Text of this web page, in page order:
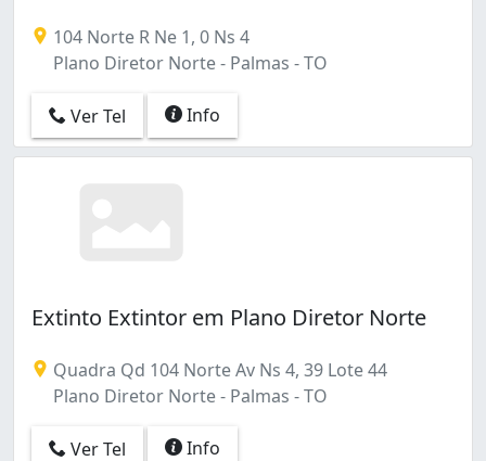
104 Norte R Ne 1, 0 Ns 4
Plano Diretor Norte - Palmas - TO
Ver Tel Info
Extinto Extintor em Plano Diretor Norte
Quadra Qd 104 Norte Av Ns 4, 39 Lote 44
Plano Diretor Norte - Palmas - TO
Ver Tel Info